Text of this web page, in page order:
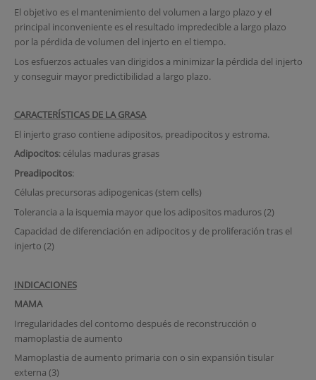
El objetivo es el mantenimiento del volumen a largo plazo y el
principal inconveniente es el resultado impredecible a largo plazo
por la pérdida de volumen del injerto en el tiempo.
Los esfuerzos actuales van dirigidos a minimizar la pérdida del injerto
y conseguir mayor predictibilidad a largo plazo.
CARACTERÍSTICAS DE LA GRASA
El injerto graso contiene adipositos, preadipocitos y estroma.
Adipocitos: células maduras grasas
Preadipocitos:
Células precursoras adipogenicas (stem cells)
Tolerancia a la isquemia mayor que los adipositos maduros (2)
Capacidad de diferenciación en adipocitos y de proliferación tras el
injerto (2)
INDICACIONES
MAMA
Irregularidades del contorno después de reconstrucción o
mamoplastia de aumento
Mamoplastia de aumento primaria con o sin expansión tisular
externa (3)